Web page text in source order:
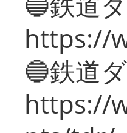
https://
🔵鉄道
https://